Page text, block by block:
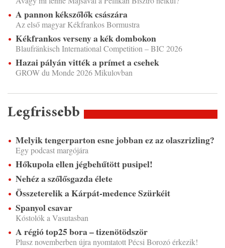
A pannon kékszőlők császára
Az első magyar Kékfrankos Bormustra
Kékfrankos verseny a kék dombokon
Blaufränkisch International Competition – BIC 2026
Hazai pályán vitték a prímet a csehek
GROW du Monde 2026 Mikulovban
Legfrissebb
Melyik tengerparton esne jobban ez az olaszrizling?
Egy podcast margójára
Hőkupola ellen jégbehűtött pusipel!
Nehéz a szőlősgazda élete
Összeterelik a Kárpát-medence Szürkéit
Spanyol csavar
Kóstolók a Vasutasban
A régió top25 bora – tizenötödször
Plusz novemberben újra nyomtatott Pécsi Borozó érkezik!